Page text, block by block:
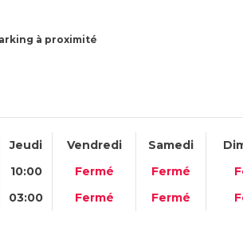
à proximité
Jeudi Vendredi Samedi
10:00 Fermé Fermé
03:00 Fermé Fermé